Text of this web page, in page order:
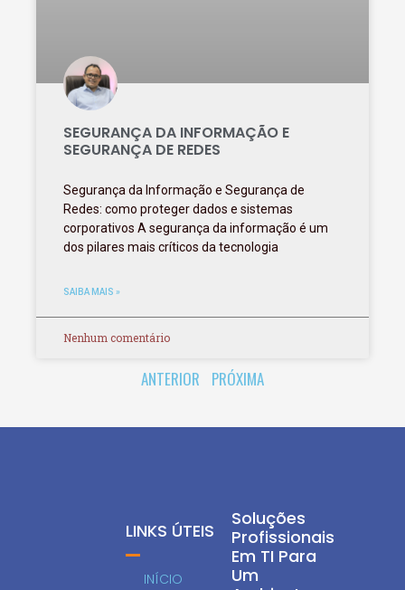
SEGURANÇA DA INFORMAÇÃO E
SEGURANÇA DE REDES
Segurança da Informação e Segurança de
Redes: como proteger dados e sistemas
corporativos A segurança da informação é um
dos pilares mais críticos da tecnologia
SAIBA MAIS »
Nenhum comentário
ANTERIOR PRÓXIMA
Soluções
Profissionais
Em TI Para
Um
LINKS ÚTEIS
INÍCIO